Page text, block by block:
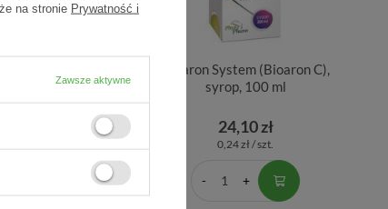
Bioaron System (Bioaron C),
syrop, 100 ml
24,10 zł
0,24 zł / szt.
na stronie Prywatność i
Zawsze aktywne